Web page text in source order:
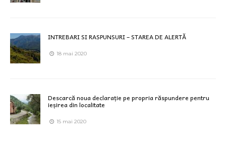
INTREBARI SI RASPUNSURI – STAREA DE ALERTĂ
18 mai 2020
Descarcă noua declarație pe propria răspundere pentru
ieșirea din localitate
15 mai 2020